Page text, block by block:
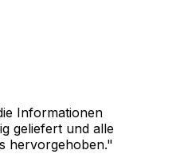
Informationen
geliefert und alle
hervorgehoben."